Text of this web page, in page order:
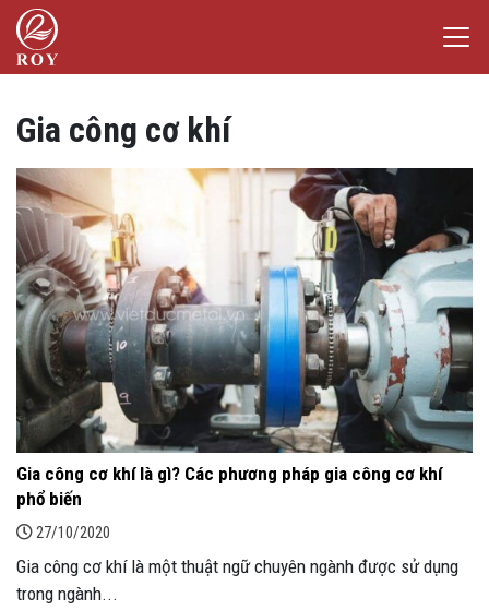
Chuyển đến nội dung
Laser Việt Đức
Gia công cơ khí
Gia công cơ khí là gì? Các phương pháp gia công cơ khí
phổ biến
27/10/2020
Gia công cơ khí là một thuật ngữ chuyên ngành được sử dụng
trong ngành...